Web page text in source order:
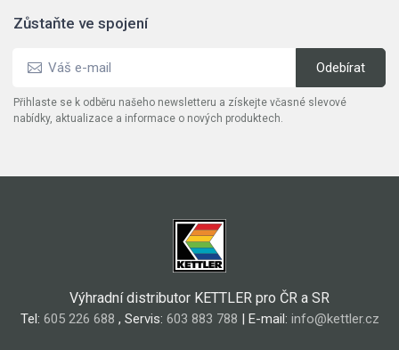
Zůstaňte ve spojení
Přihlaste se k odběru našeho newsletteru a získejte včasné slevové
nabídky, aktualizace a informace o nových produktech.
Výhradní distributor KETTLER pro ČR a SR
Tel: 605 226 688 , Servis: 603 883 788 | E-mail: info@kettler.cz